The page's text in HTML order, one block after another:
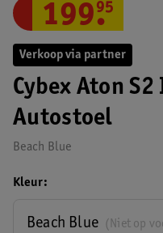
Verkoop via partner
Cybex Aton S2
Autostoel
Beach Blue
199.
95
Kleur
(Niet op
Beach Blue